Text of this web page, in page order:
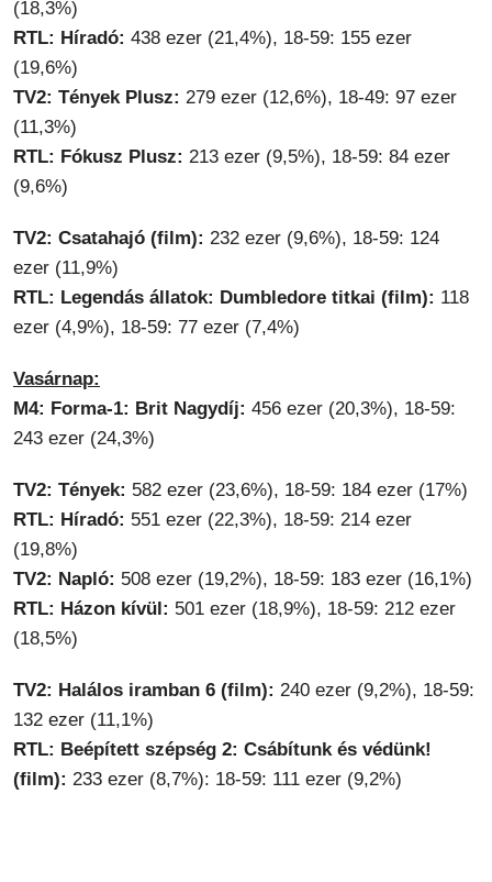
(18,3%)
RTL: Híradó: 438 ezer (21,4%), 18-59: 155 ezer
(19,6%)
TV2: Tények Plusz: 279 ezer (12,6%), 18-49: 97 ezer
(11,3%)
RTL: Fókusz Plusz: 213 ezer (9,5%), 18-59: 84 ezer
(9,6%)
TV2: Csatahajó (film): 232 ezer (9,6%), 18-59: 124
ezer (11,9%)
RTL: Legendás állatok: Dumbledore titkai (film): 118
ezer (4,9%), 18-59: 77 ezer (7,4%)
Vasárnap:
M4: Forma-1: Brit Nagydíj: 456 ezer (20,3%), 18-59:
243 ezer (24,3%)
TV2: Tények: 582 ezer (23,6%), 18-59: 184 ezer (17%)
RTL: Híradó: 551 ezer (22,3%), 18-59: 214 ezer
(19,8%)
TV2: Napló: 508 ezer (19,2%), 18-59: 183 ezer (16,1%)
RTL: Házon kívül: 501 ezer (18,9%), 18-59: 212 ezer
(18,5%)
TV2: Halálos iramban 6 (film): 240 ezer (9,2%), 18-59:
132 ezer (11,1%)
RTL: Beépített szépség 2: Csábítunk és védünk!
(film): 233 ezer (8,7%): 18-59: 111 ezer (9,2%)